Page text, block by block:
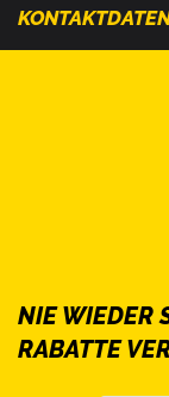
NIE WIEDER
RABATTE